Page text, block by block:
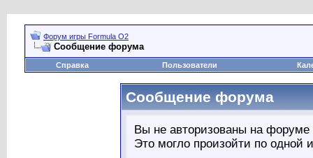
Форум игры Formula O2
Сообщение форума
Справка Пользователи
Сообщение форума
Вы не авторизованы на форуме
Это могло произойти по одной